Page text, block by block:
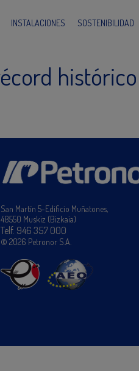
INSTALACIONES SOSTENIBILIDAD
San Martín 5-Edificio Muñatones,
48550 Muskiz (Bizkaia)
Telf. 946 357 000
© 2026 Petronor S.A.